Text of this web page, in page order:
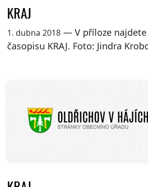
KRAJ
1. dubna 2018— V příloze najdete
časopisu KRAJ. Foto: Jindra